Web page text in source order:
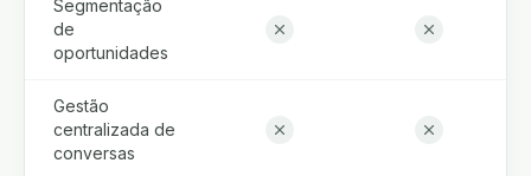
Segmentação
de
oportunidades
Gestão
centralizada de
conversas